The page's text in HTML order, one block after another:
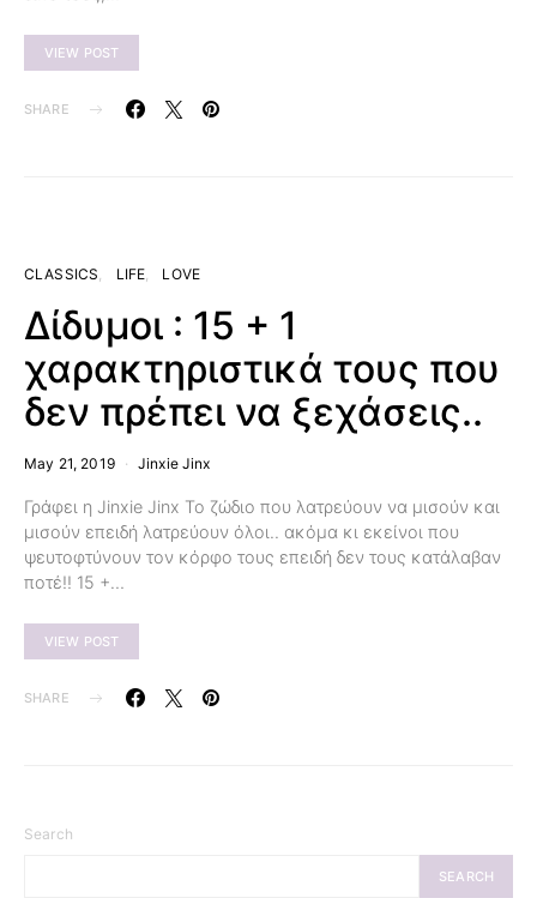
VIEW POST
SHARE
CLASSICS LIFE LOVE
Δίδυμοι : 15 + 1
χαρακτηριστικά τους που
δεν πρέπει να ξεχάσεις..
May 21, 2019 Jinxie Jinx
Γράφει η Jinxie Jinx Το ζώδιο που λατρεύουν να μισούν και
μισούν επειδή λατρεύουν όλοι.. ακόμα κι εκείνοι που
ψευτοφτύνουν τον κόρφο τους επειδή δεν τους κατάλαβαν
ποτέ!! 15 +…
VIEW POST
SHARE
Search
SEARCH